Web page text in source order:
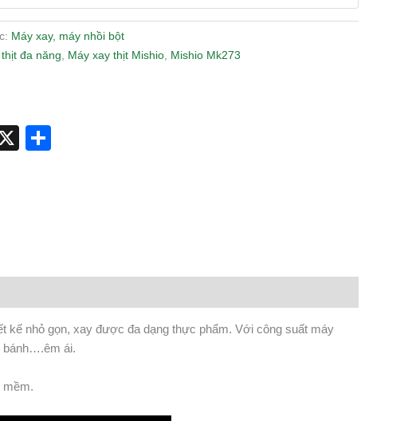
Máy xay, máy nhồi bột
đa năng Máy xay thịt Mishio, Mishio Mk273
X Share
kế nhỏ gọn, xay được đa dạng thực phẩm. Với công suất máy
bánh….êm ái.
mềm.